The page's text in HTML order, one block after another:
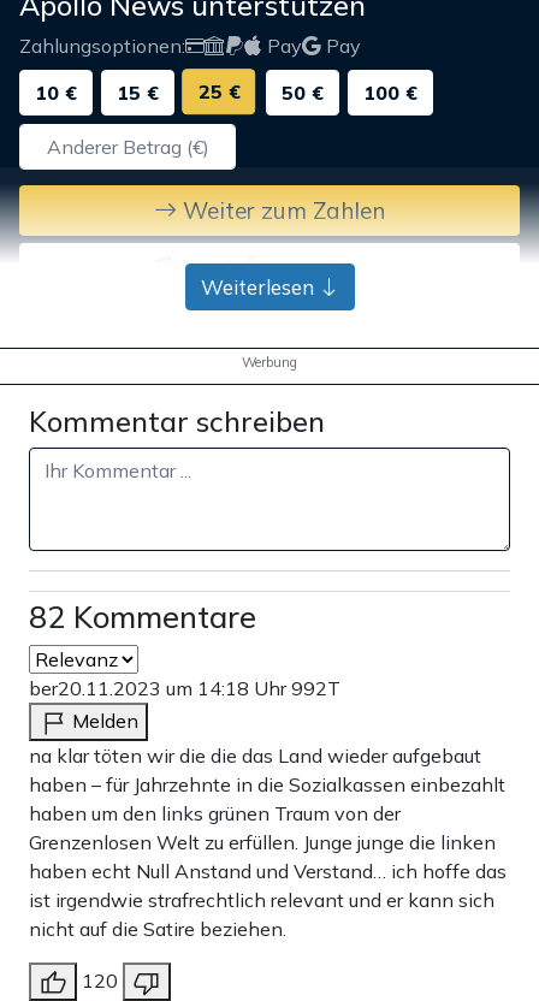
Zahlungsoptionen: Pay
Pay
10 €
15 € 25 € 50 € 100 €
Weiter zum Zahlen
Bank-Überweisung
Weiterlesen
Werbung
Kommentar schreiben
82 Kommentare
ber20.11.2023 um 14:18 Uhr992T
Melden
na klar töten wir die die das Land wieder aufgebaut
haben – für Jahrzehnte in die Sozialkassen einbezahlt
haben um den links grünen Traum von der
Grenzenlosen Welt zu erfüllen. Junge junge die linken
haben echt Null Anstand und Verstand… ich hoffe das
ist irgendwie strafrechtlich relevant und er kann sich
nicht auf die Satire beziehen.
120